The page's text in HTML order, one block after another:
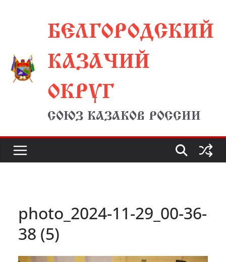
содержимомуБЕЛГОРОДСКИЙ
КАЗАЧИЙ
ОКРУГ
СОЮЗ КАЗАКОВ РОССИИ
photo_2024-11-29_00-36-
38 (5)